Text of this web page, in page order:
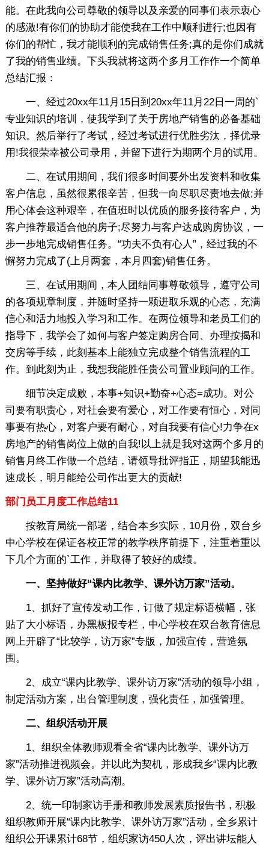
能。在此我向公司尊敬的领导以及亲爱的同事们表示衷心
的感激!有你们的协助才能使我在工作中顺利进行;也因有
你们的帮忙，我才能顺利的完成销售任务;真的是你们成就
了我的销售业绩。下头我就将这两个多月工作作一个简单
总结汇报：
一、经过20xx年11月15日到20xx年11月22日一周的`
专业知识的培训，使我学到了关于房地产销售的必备基础
知识。然后举行了考试，经过考试进行优胜劣汰，择优录
用!我很荣幸被公司录用，并留下进行为期两个月的试用。
二、在试用期间，我们很多时间要外出发资料和收集
客户信息，虽然很累很辛苦，但我一向尽职尽责地去做;并
用心体会这种艰辛，在值班时以优质的服务接待客户，为
客户推荐最适合他的房子;尽努力与客户达成购房协议，一
步一步地完成销售任务。“功夫不负有心人”，经过我的不
懈努力完成了(上月两套，本月四套)销售任务。
三、在试用期间，本人团结同事尊敬领导，遵守公司
的各项规章制度，并随时坚持一颗进取乐观的心态，充满
信心和活力地投入学习和工作。在两位领导和老员工们的
指导下，我学会了如何与客户签定购房合同、办理按揭和
交房等手续，此刻基本上能独立完成整个销售流程的工
作。到此刻为止，我想我能胜任贵公司置业顾问的工作。
细节决定成败，本事+知识+勤奋+心态=成功。对公
司要有职责心，对社会要有爱心，对工作要有恒心，对同
事要有热心，对客户要有耐心，对自我要有信心!力争在x
房地产的销售岗位上做的自我!以上就是我对这两个多月的
销售月终工作做一个总结，请领导批评指正，期望我能迅
速成长，明月能给公司作出更大的贡献!
部门员工月度工作总结11
按教育局统一部署，结合本乡实际，10月份，双台乡
中心学校在保证各校正常的教学秩序前提下，注重着重以
下几个方面的`工作，并取得了较好的成绩。
一、坚持做好“课内比教学、课外访万家”活动。
1、抓好了宣传发动工作，订做了规定标语横幅，张
贴了大小标语，办黑板报专栏，中心学校在双台教育信息
网上开辟了“比较学，访万家”专版，加强宣传，营造氛
围。
2、成立“课内比教学、课外访万家”活动的领导小组，
制定活动方案，出台管理制度，强化责任，加强管理。
二、组织活动开展
1、组织全体教师观看全省“课内比教学、课外访万
家”活动推进视频会。并以此为契机，形成我乡“课内比教
学、课外访万家”活动高潮。
2、统一印制家访手册和教师发展素质报告书，积极
组织教师开展“课内比教学、课外访万家”活动，全乡累计
组织公开课累计68节，组织家访450人次，评出讲坛能人